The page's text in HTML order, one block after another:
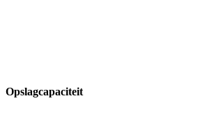
Opslagcapaciteit